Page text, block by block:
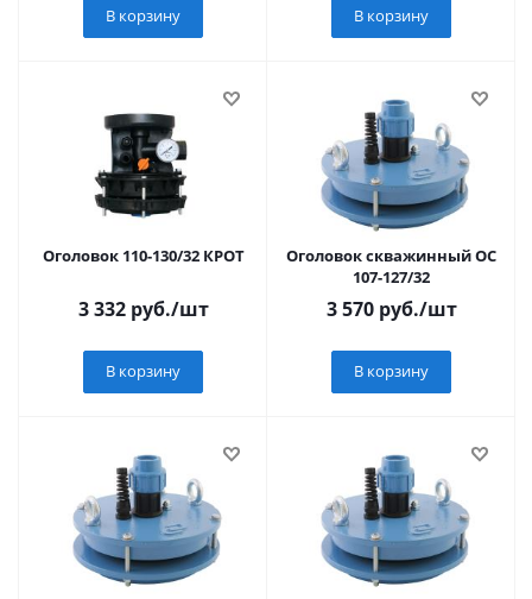
В корзину В корзину
Оголовок 110-130/32 КРОТ
3 332руб./шт
В корзину
Оголовок скважинный ОС
107-127/32
3 570руб./шт
В корзину